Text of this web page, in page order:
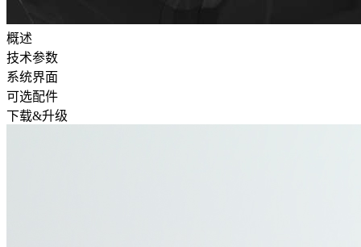
概述
技术参数
系统界面
可选配件
下载&升级